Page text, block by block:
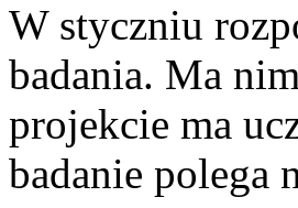
W styczniu
badania. Ma
projekcie ma
badanie polega